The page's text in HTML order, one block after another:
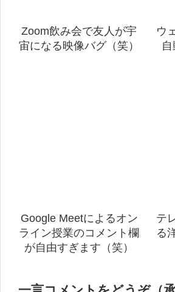
Zoom飲み会で友人が宇
宙になる映像バグ（笑）
ウ
Google Meetによるオン
ライン授業のコメント欄
が自由すぎます（笑）
テ
る